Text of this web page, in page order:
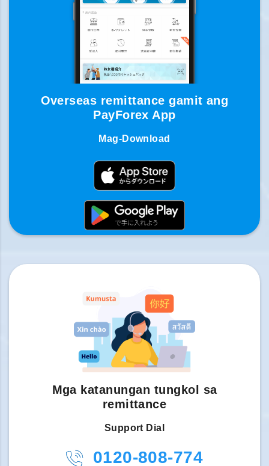
Overseas remittance gamit ang
PayForex App
Mag-Download
Mga katanungan tungkol sa
remittance
Support Dial
0120-808-774